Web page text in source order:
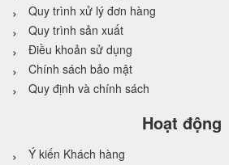
Quy trình xử lý đơn hàng
Quy trình sản xuất
Điều khoản sử dụng
Chính sách bảo mật
Quy định và chính sách
Hoạt động
Ý kiến Khách hàng